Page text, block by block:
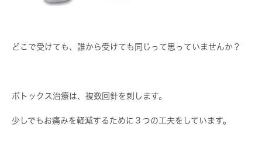
どこで受けても、誰から受けても同じって思っていませんか？
ボトックス治療は、複数回針を刺します。
少しでもお痛みを軽減するために３つの工夫をしています。